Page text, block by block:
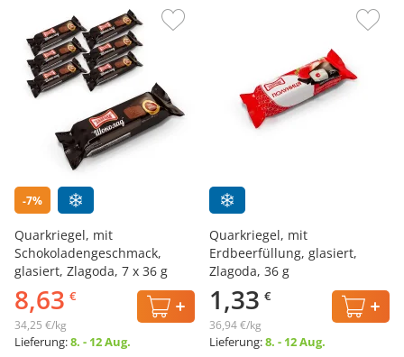
-7%
Quarkriegel, mit
Schokoladengeschmack,
glasiert, Zlagoda, 7 х 36 g
8,63 €
34,25 €/kg
Lieferung:8. - 12 Aug.
Quarkriegel, mit
Erdbeerfüllung, glasiert,
Zlagoda, 36 g
1,33 €
36,94 €/kg
Lieferung:8. - 12 Aug.